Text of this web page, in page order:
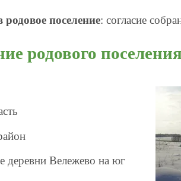
поселение: согласие
родового
деревни Вележево на юг